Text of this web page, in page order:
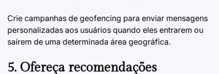
Crie campanhas de geofencing para enviar mensagens
personalizadas aos usuários quando eles entrarem ou
saírem de uma determinada área geográfica.
5. Ofereça recomendações